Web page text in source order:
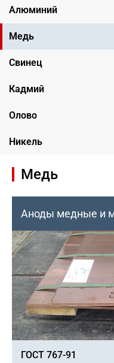
Алюминий
Медь
Свинец
Кадмий
Олово
Никель
Медь
Аноды медные и
ГОСТ 767-91